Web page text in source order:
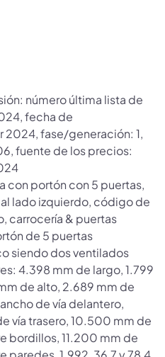
número última lista de
fecha de
2024, fase/generación: 1,
fuente de los precios:
con portón con 5 puertas,
lado izquierdo, código de
carrocería & puertas
de 5 puertas
siendo dos ventilados
4.398 mm de largo, 1.799
de alto, 2.689 mm de
de vía delantero,
vía trasero, 10.500 mm de
bordillos, 11.200 mm de
paredes, 1.992, 36,7 y 78,4